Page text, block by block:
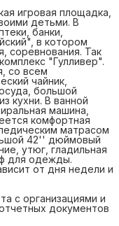
игровая площадка,
детьми. В
банки,
в котором
соревнования. Так
"Гулливер".
со всем
чайник,
большой
кухни. В ванной
машина,
комфортная
матрасом
42'' дюймовый
утюг, гладильная
для одежды.
от дня недели и
с организациями и
документов